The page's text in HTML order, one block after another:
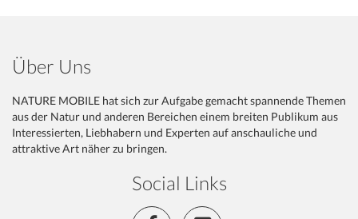
Über Uns
NATURE MOBILE hat sich zur Aufgabe gemacht spannende Themen
aus der Natur und anderen Bereichen einem breiten Publikum aus
Interessierten, Liebhabern und Experten auf anschauliche und
attraktive Art näher zu bringen.
Social Links